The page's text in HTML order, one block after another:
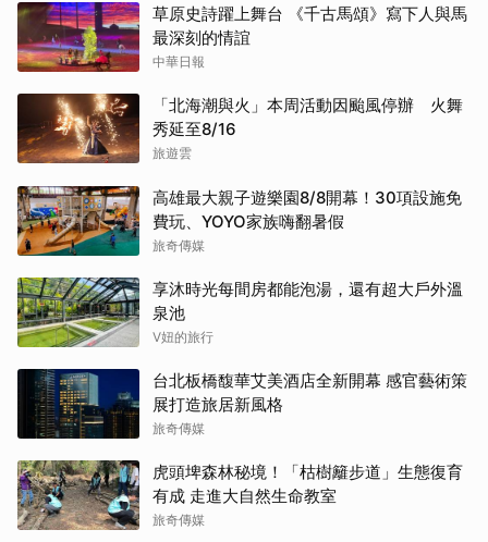
草原史詩躍上舞台 《千古馬頌》寫下人與馬
最深刻的情誼
中華日報
「北海潮與火」本周活動因颱風停辦 火舞
秀延至8/16
旅遊雲
高雄最大親子遊樂園8/8開幕！30項設施免
費玩、YOYO家族嗨翻暑假
旅奇傳媒
享沐時光每間房都能泡湯，還有超大戶外溫
泉池
V妞的旅行
台北板橋馥華艾美酒店全新開幕 感官藝術策
展打造旅居新風格
旅奇傳媒
虎頭埤森林秘境！「枯樹籬步道」生態復育
有成 走進大自然生命教室
旅奇傳媒